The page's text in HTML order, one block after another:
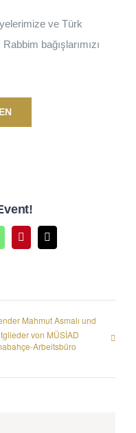
ve Türk
bağışlarımızı
Pinterest
E-
Mail
Mahmut Asmalı und
von MÜSİAD
Arbeitsbüro